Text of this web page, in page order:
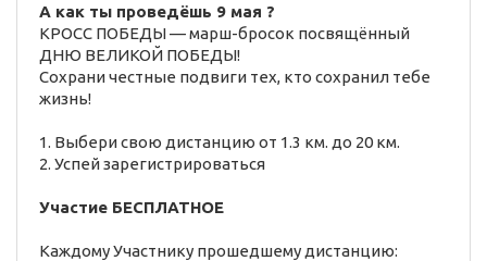
А как ты проведёшь 9 мая ?
КРОСС ПОБЕДЫ — марш-бросок посвящённый
ДНЮ ВЕЛИКОЙ ПОБЕДЫ!
Сохрани честные подвиги тех, кто сохранил тебе
жизнь!
1. Выбери свою дистанцию от 1.3 км. до 20 км.
2. Успей зарегистрироваться
Участие БЕСПЛАТНОЕ
Каждому Участнику прошедшему дистанцию: